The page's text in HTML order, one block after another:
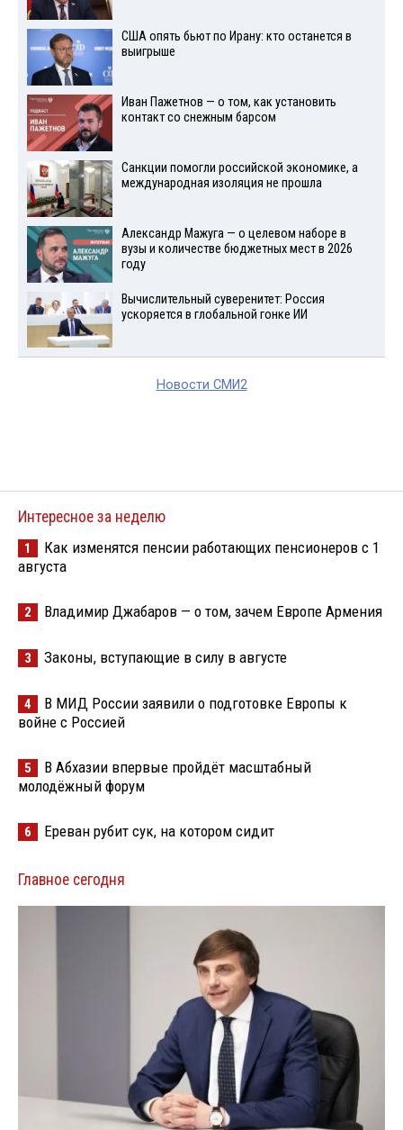
США опять бьют по Ирану: кто останется в
выигрыше
Иван Пажетнов — о том, как установить
контакт со снежным барсом
Санкции помогли российской экономике, а
международная изоляция не прошла
Александр Мажуга — о целевом наборе в
вузы и количестве бюджетных мест в 2026
году
Вычислительный суверенитет: Россия
ускоряется в глобальной гонке ИИ
Новости СМИ2
Интересное за неделю
1
Как изменятся пенсии работающих пенсионеров с 1
августа
2 Владимир Джабаров — о том, зачем Европе Армения
3 Законы, вступающие в силу в августе
4
В МИД России заявили о подготовке Европы к
войне с Россией
5
В Абхазии впервые пройдёт масштабный
молодёжный форум
6 Ереван рубит сук, на котором сидит
Главное сегодня